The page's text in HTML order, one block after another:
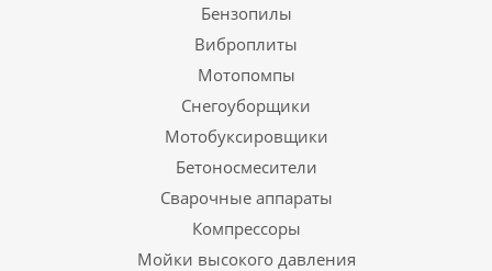
Бензопилы
Виброплиты
Мотопомпы
Снегоуборщики
Мотобуксировщики
Бетоносмесители
Сварочные аппараты
Компрессоры
Мойки высокого давления